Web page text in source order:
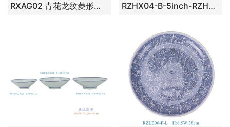
RXAG02 青花龙纹菱形碗， 高9.6直径28.2口径29.3底径8.5重量0.8KG RZHX04-B-5inch-RZHX06-A-6inch 5英寸青花玲珑缠枝花卉碗6英寸盘组合